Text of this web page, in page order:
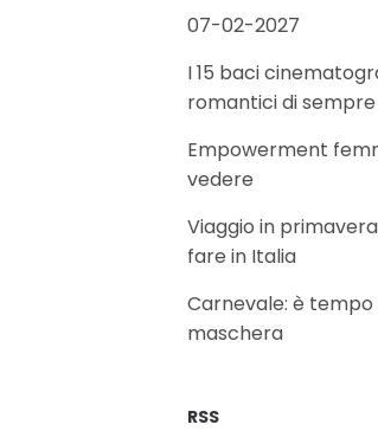
07-02-2027
I 15 baci
romantici di sempre
Empowerment
vedere
Viaggio in
fare in Italia
Carnevale: è tempo
maschera
RSS